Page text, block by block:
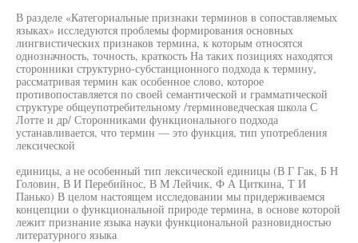
В разделе «Категориальные признаки терминов в сопоставляемых
языках» исследуются проблемы формирования основных
лингвистических признаков термина, к которым относятся
однозначность, точность, краткость На таких позициях находятся
сторонники структурно-субстанционного подхода к термину,
рассматривая термин как особенное слово, которое
противопоставляется по своей семантической и грамматической
структуре общеупотребительному /терминоведческая школа С
Лотте и др/ Сторонниками функционального подхода
устанавливается, что термин — это функция, тип употребления
лексической
единицы, а не особенный тип лексической единицы (В Г Гак, Б Н
Головин, В И Перебийнос, В М Лейчик, Ф А Циткина, Т И
Панько) В целом настоящем исследовании мы придерживаемся
концепции о функциональной природе термина, в основе которой
лежит признание языка науки функциональной разновидностью
литературного языка